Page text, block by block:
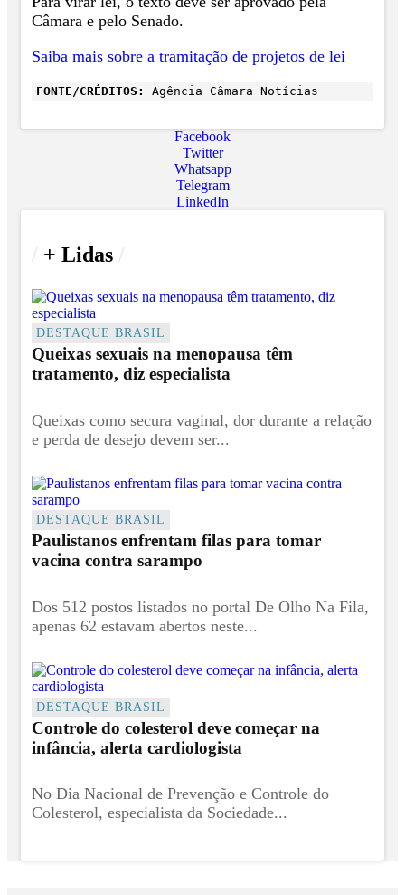
Câmara e pelo Senado.
Saiba mais sobre a tramitação de projetos de lei
FONTE/CRÉDITOS: Agência Câmara Notícias
Facebook
Twitter
Whatsapp
Telegram
LinkedIn
+ Lidas
DESTAQUE BRASIL
Queixas sexuais na menopausa têm
tratamento, diz especialista
Queixas como secura vaginal, dor durante a relação
e perda de desejo devem ser...
DESTAQUE BRASIL
Paulistanos enfrentam filas para tomar
vacina contra sarampo
Dos 512 postos listados no portal De Olho Na Fila,
apenas 62 estavam abertos neste...
DESTAQUE BRASIL
Controle do colesterol deve começar na
infância, alerta cardiologista
No Dia Nacional de Prevenção e Controle do
Colesterol, especialista da Sociedade...